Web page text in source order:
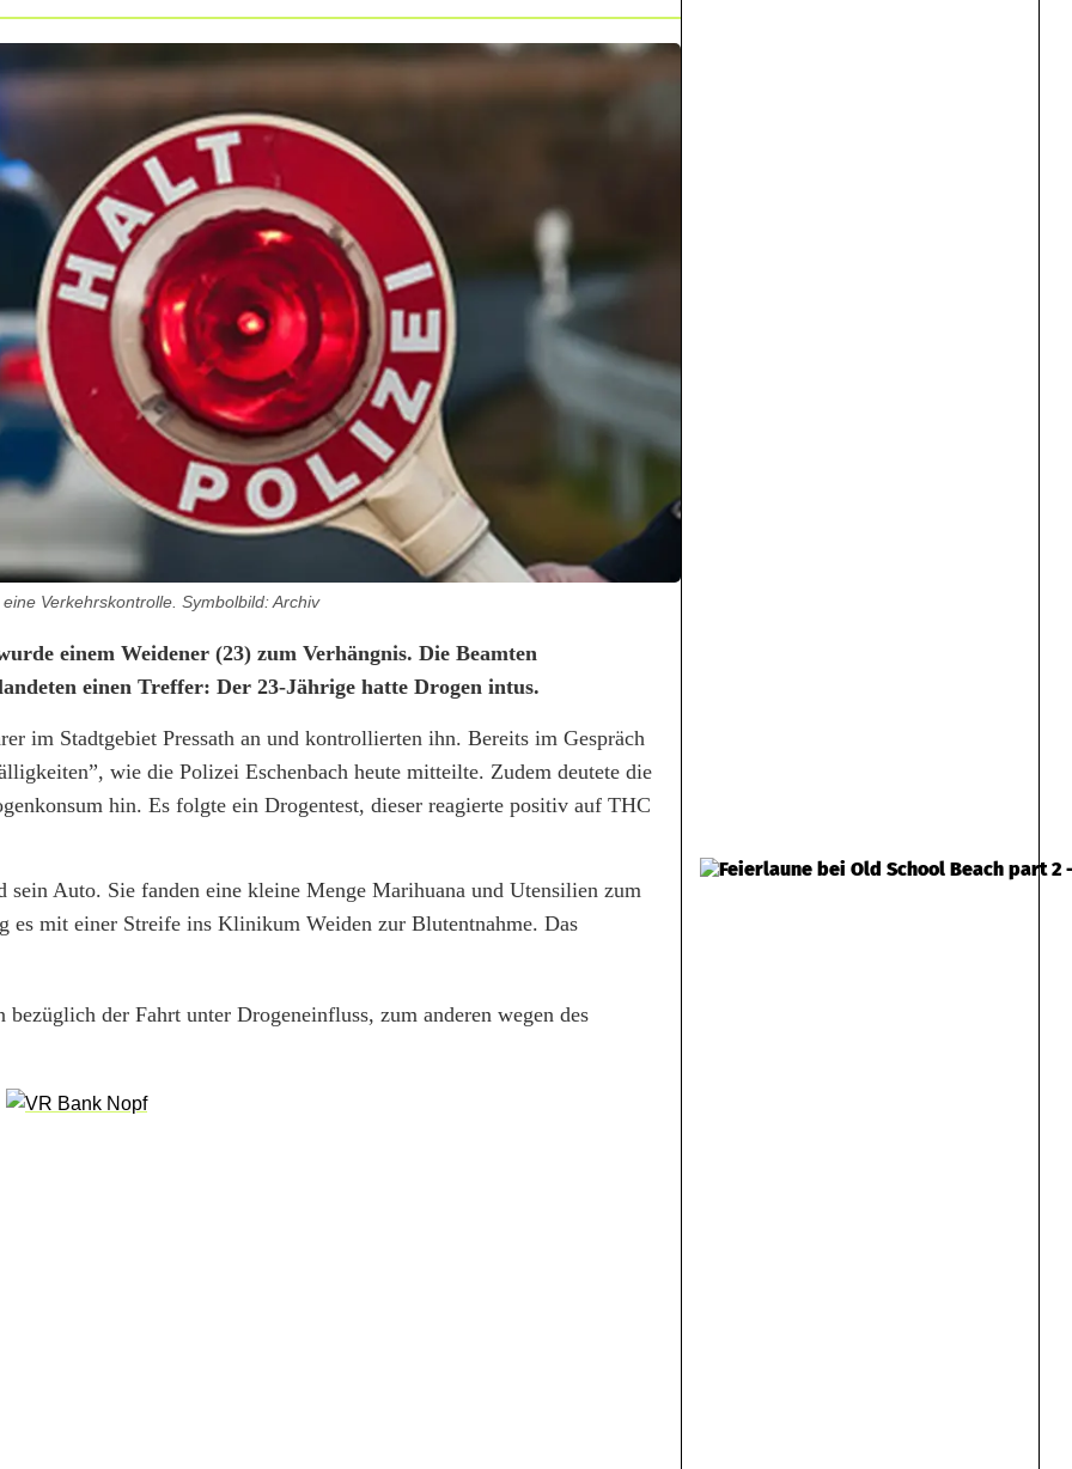
Verkehrskontrolle. Symbolbild: Archiv
einem Weidener (23) zum Verhängnis. Die Beamten
einen Treffer: Der 23-Jährige hatte Drogen intus.
im Stadtgebiet Pressath an und kontrollierten ihn. Bereits im Gespräch
wie die Polizei Eschenbach heute mitteilte. Zudem deutete die
hin. Es folgte ein Drogentest, dieser reagierte positiv auf THC
Auto. Sie fanden eine kleine Menge Marihuana und Utensilien zum
es mit einer Streife ins Klinikum Weiden zur Blutentnahme. Das
der Fahrt unter Drogeneinfluss, zum anderen wegen des